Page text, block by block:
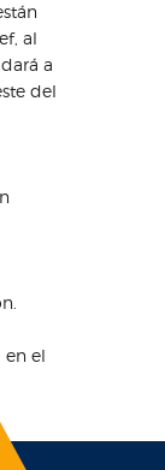
al
a
del
en el